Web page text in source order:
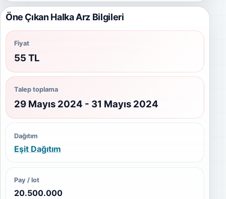
Öne Çıkan Halka Arz Bilgileri
Fiyat
55 TL
Talep toplama
29 Mayıs 2024 - 31 Mayıs 2024
Dağıtım
Eşit Dağıtım
Pay / lot
20.500.000